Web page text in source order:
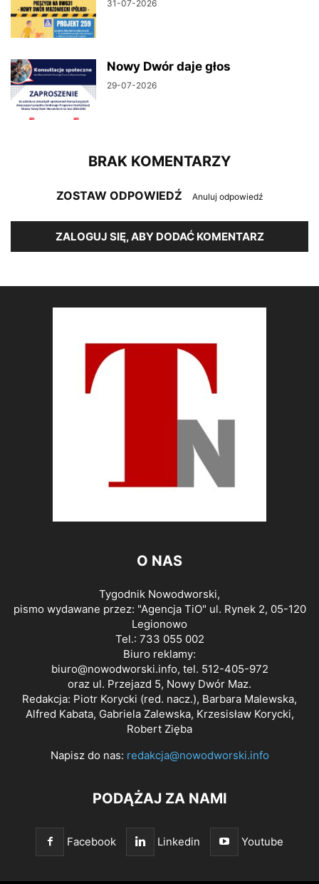
31-07-2026
Nowy Dwór daje głos
29-07-2026
BRAK KOMENTARZY
ZOSTAW ODPOWIEDŹ Anuluj odpowiedź
ZALOGUJ SIĘ, ABY DODAĆ KOMENTARZ
O NAS
Tygodnik Nowodworski,
pismo wydawane przez: "Agencja TiO" ul. Rynek 2, 05-120
Legionowo
Tel.: 733 055 002
Biuro reklamy:
biuro@nowodworski.info, tel. 512-405-972
oraz ul. Przejazd 5, Nowy Dwór Maz.
Redakcja: Piotr Korycki (red. nacz.), Barbara Malewska,
Alfred Kabata, Gabriela Zalewska, Krzesisław Korycki,
Robert Zięba
Napisz do nas: redakcja@nowodworski.info
PODĄŻAJ ZA NAMI
Facebook Linkedin Youtube